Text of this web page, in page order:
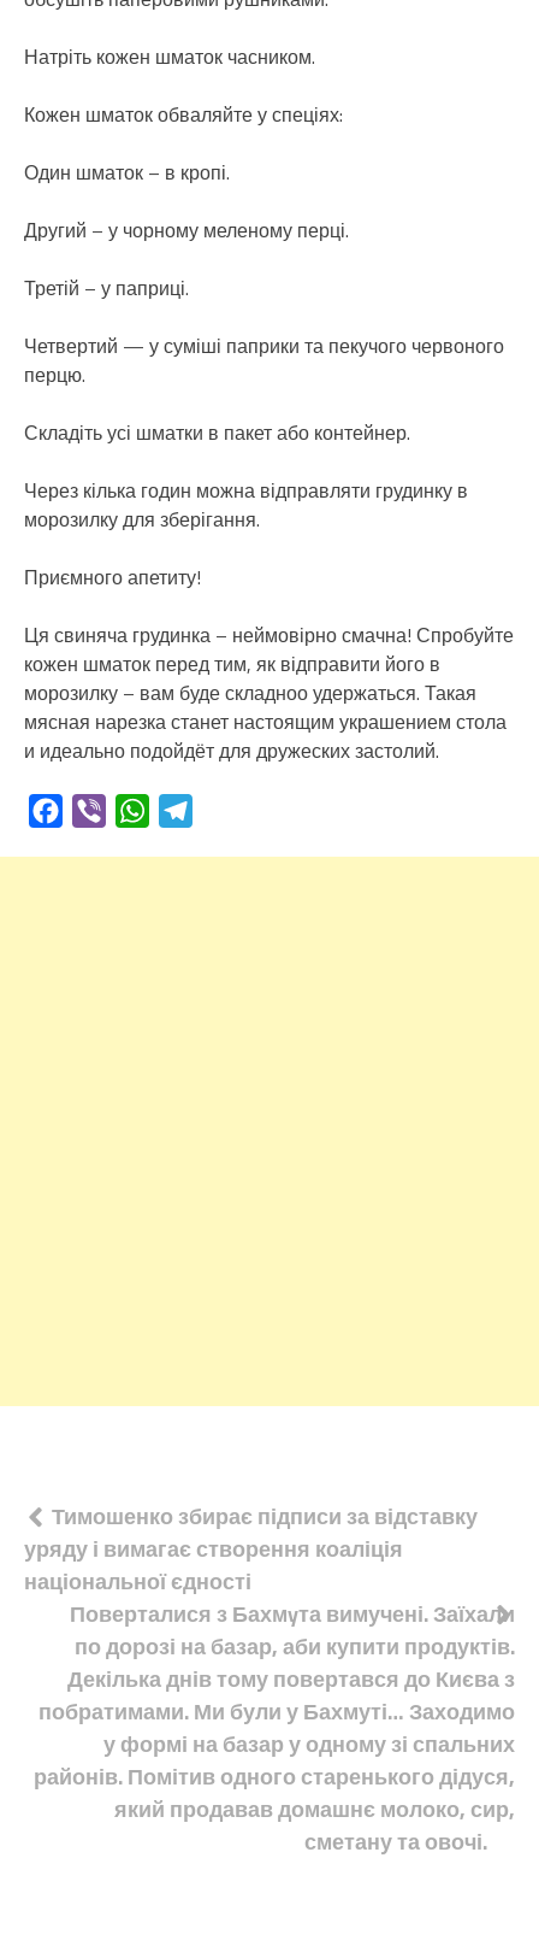
Натріть кожен шматок часником.
Кожен шматок обваляйте у спеціях:
Один шматок – в кропі.
Другий – у чорному меленому перці.
Третій – у паприці.
Четвертий — у суміші паприки та пекучого червоного
перцю.
Складіть усі шматки в пакет або контейнер.
Через кілька годин можна відправляти грудинку в
морозилку для зберігання.
Приємного апетиту!
Ця свиняча грудинка – неймовірно смачна! Спробуйте
кожен шматок перед тим, як відправити його в
морозилку – вам буде складноо удержаться. Такая
мясная нарезка станет настоящим украшением стола
и идеально подойдёт для дружеских застолий.
Facebook
Viber WhatsApp
Навігація
записів
Тимошенко збирає підписи за відставку
уряду і вимагає створення коаліція
національної єдності
Поверталися з Бахмyта вимучені. Заїхали
по дорозі на базар, аби купити продуктів.
Декілька днів тому повертався до Києва з
побратимами. Ми були у Бахмуті… Заходимо
у формі на базар у одному зі спальних
районів. Помітив одного старенького дідуся,
який продавав домашнє молоко, сир,
сметану та овочі.